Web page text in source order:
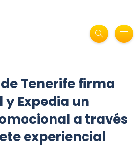
Tenerife firma
y Expedia un
a través
experiencial